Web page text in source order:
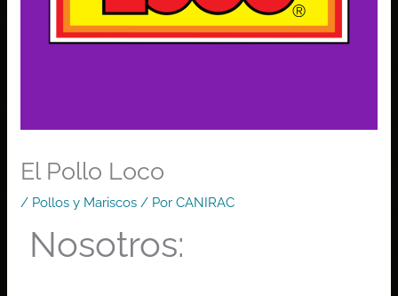
El Pollo Loco
/ Pollos y Mariscos / PorCANIRAC
Nosotros: